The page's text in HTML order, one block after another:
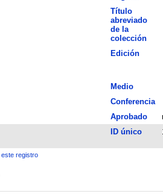
Título
abreviado
de la
colección
Edición
Medio
Conferencia
Aprobado
ID único
registro